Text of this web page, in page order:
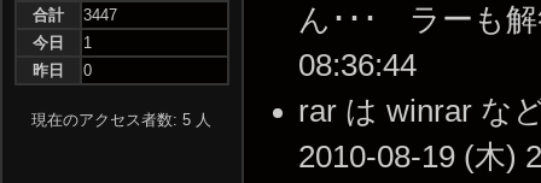
ん･･･ ラーも解
08:36:44
rar は winrar な
2010-08-19 (木)
合計
3447
今日
1
昨日
0
現在のアクセス者数: 5 人